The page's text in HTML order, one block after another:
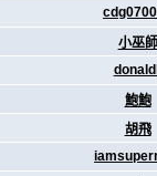
小巫師
鮑鮑
胡飛